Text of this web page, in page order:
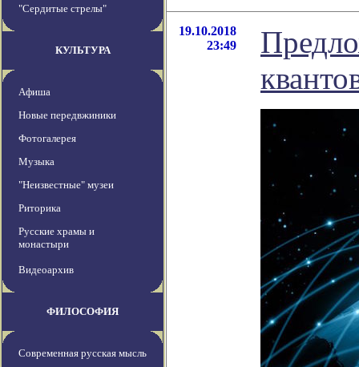
"Сердитые стрелы"
КУЛЬТУРА
Афиша
Новые передвжиники
Фотогалерея
Музыка
"Неизвестные" музеи
Риторика
Русские храмы и
монастыри
Видеоархив
ФИЛОСОФИЯ
Современная русская мысль
19.10.2018
23:49